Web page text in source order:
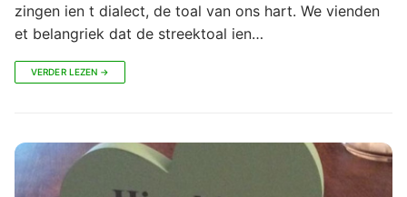
zingen ien t dialect, de toal van ons hart. We vienden
et belangriek dat de streektoal ien…
VERDER LEZEN →